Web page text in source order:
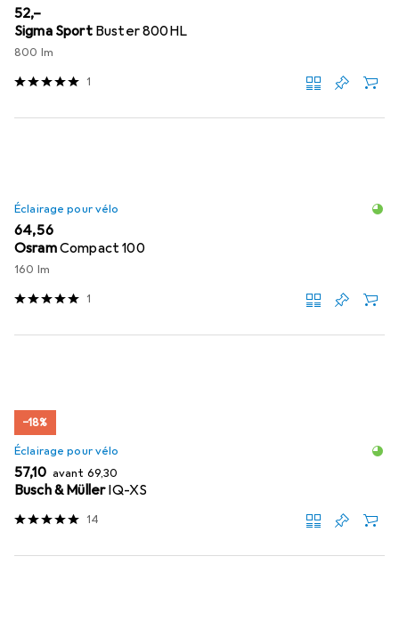
EUR
52,–
Sigma Sport Buster 800HL
800 lm
1
Éclairage pour vélo
EUR
64,56
OsramCompact 100
160 lm
1
−18%
Éclairage pour vélo
EUR
57,10 avant EUR
69,30
Busch & MüllerIQ-XS
14